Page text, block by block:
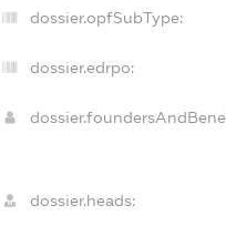
dossier.opfSubType:
dossier.edrpo:
dossier.heads: